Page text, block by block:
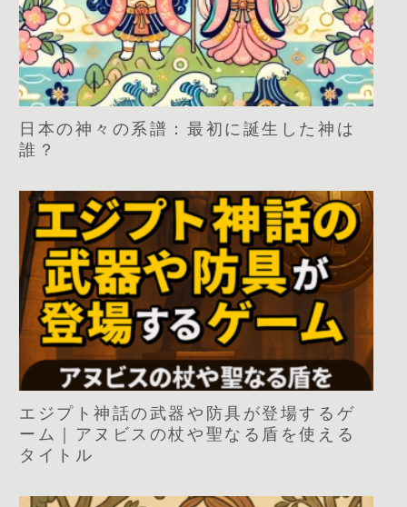
日本の神々の系譜：最初に誕生した神は
誰？
エジプト神話の武器や防具が登場するゲ
ーム｜アヌビスの杖や聖なる盾を使える
タイトル